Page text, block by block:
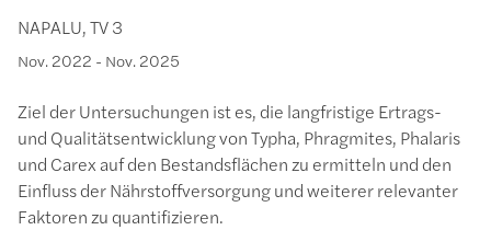
NAPALU, TV 3
Nov. 2022 - Nov. 2025
Ziel der Untersuchungen ist es, die langfristige Ertrags-
und Qualitätsentwicklung von Typha, Phragmites, Phalaris
und Carex auf den Bestandsflächen zu ermitteln und den
Einfluss der Nährstoffversorgung und weiterer relevanter
Faktoren zu quantifizieren.